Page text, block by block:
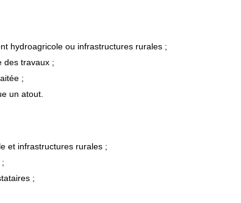
hydroagricole ou infrastructures rurales ;
des travaux ;
;
un atout.
et infrastructures rurales ;
;